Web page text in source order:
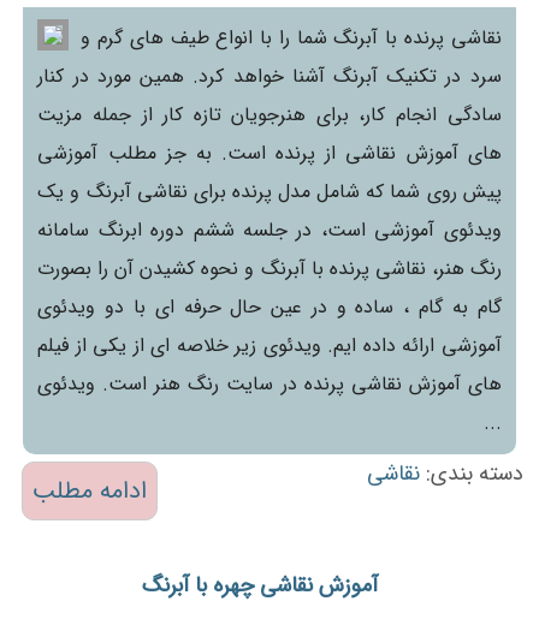
نقاشی پرنده با آبرنگ شما را با انواع طیف های گرم و
سرد در تکنیک آبرنگ آشنا خواهد کرد. همین مورد در کنار
سادگی انجام کار، برای هنرجویان تازه کار از جمله مزیت
های آموزش نقاشی از پرنده است. به جز مطلب آموزشی
پیش روی شما که شامل مدل پرنده برای نقاشی آبرنگ و یک
ویدئوی آموزشی است، در جلسه ششم دوره ابرنگ سامانه
رنگ هنر، نقاشی پرنده با آبرنگ و نحوه کشیدن آن را بصورت
گام به گام ، ساده و در عین حال حرفه ای با دو ویدئوی
آموزشی ارائه داده ایم. ویدئوی زیر خلاصه ای از یکی از فیلم
های آموزش نقاشی پرنده در سایت رنگ هنر است. ویدئوی
...
ادامه مطلب دسته بندی:نقاشی
آموزش نقاشی چهره با آبرنگ